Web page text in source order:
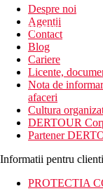
newsletter!
Despre noi
Agentii
Contact
Blog
Cariere
Licente,
Nota de
afaceri
Cultura
DERTOUR
Partener
Informatii pentru clienti
PROTECTIA